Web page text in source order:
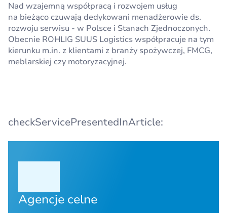
Nad wzajemną współpracą i rozwojem usług
na bieżąco czuwają dedykowani menadżerowie ds.
rozwoju serwisu - w Polsce i Stanach Zjednoczonych.
Obecnie ROHLIG SUUS Logistics współpracuje na tym
kierunku m.in. z klientami z branży spożywczej, FMCG,
meblarskiej czy motoryzacyjnej.
checkServicePresentedInArticle:
Agencje celne